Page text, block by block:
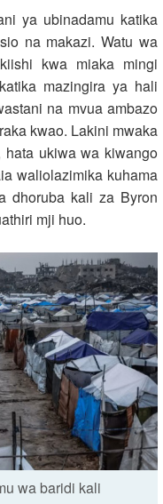
ya ubinadamu katika
na makazi. Watu wa
kwa miaka mingi
mazingira ya hali
na mvua ambazo
kwao. Lakini mwaka
ukiwa wa kiwango
waliolazimika kuhama
dhoruba kali za Byron
mji huo.
wa baridi kali